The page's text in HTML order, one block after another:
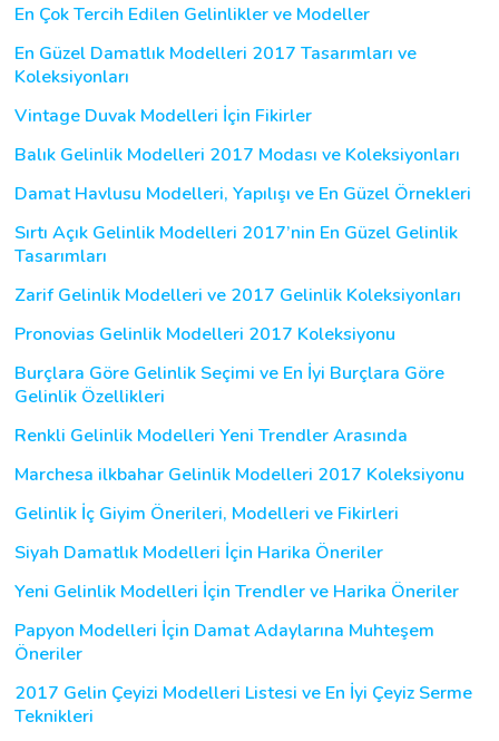
En Çok Tercih Edilen Gelinlikler ve Modeller
En Güzel Damatlık Modelleri 2017 Tasarımları ve
Koleksiyonları
Vintage Duvak Modelleri İçin Fikirler
Balık Gelinlik Modelleri 2017 Modası ve Koleksiyonları
Damat Havlusu Modelleri, Yapılışı ve En Güzel Örnekleri
Sırtı Açık Gelinlik Modelleri 2017’nin En Güzel Gelinlik
Tasarımları
Zarif Gelinlik Modelleri ve 2017 Gelinlik Koleksiyonları
Pronovias Gelinlik Modelleri 2017 Koleksiyonu
Burçlara Göre Gelinlik Seçimi ve En İyi Burçlara Göre
Gelinlik Özellikleri
Renkli Gelinlik Modelleri Yeni Trendler Arasında
Marchesa ilkbahar Gelinlik Modelleri 2017 Koleksiyonu
Gelinlik İç Giyim Önerileri, Modelleri ve Fikirleri
Siyah Damatlık Modelleri İçin Harika Öneriler
Yeni Gelinlik Modelleri İçin Trendler ve Harika Öneriler
Papyon Modelleri İçin Damat Adaylarına Muhteşem
Öneriler
2017 Gelin Çeyizi Modelleri Listesi ve En İyi Çeyiz Serme
Teknikleri